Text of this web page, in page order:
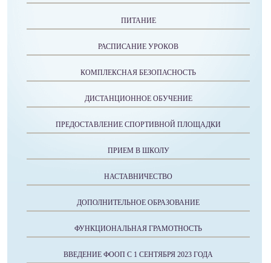
ПИТАНИЕ
РАСПИСАНИЕ УРОКОВ
КОМПЛЕКСНАЯ БЕЗОПАСНОСТЬ
ДИСТАНЦИОННОЕ ОБУЧЕНИЕ
ПРЕДОСТАВЛЕНИЕ СПОРТИВНОЙ ПЛОЩАДКИ
ПРИЕМ В ШКОЛУ
НАСТАВНИЧЕСТВО
ДОПОЛНИТЕЛЬНОЕ ОБРАЗОВАНИЕ
ФУНКЦИОНАЛЬНАЯ ГРАМОТНОСТЬ
ВВЕДЕНИЕ ФООП С 1 СЕНТЯБРЯ 2023 ГОДА